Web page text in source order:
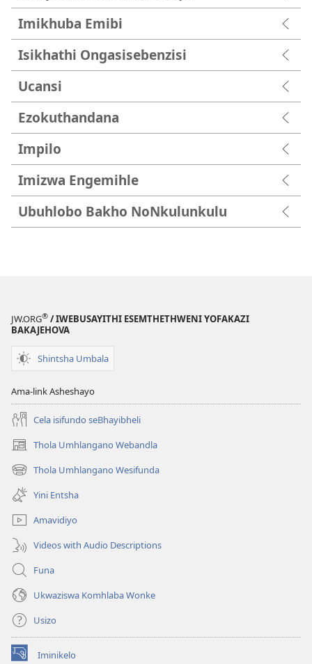
Imikhuba Emibi
Isikhathi Ongasisebenzisi
Ucansi
Ezokuthandana
Impilo
Imizwa Engemihle
Ubuhlobo Bakho NoNkulunkulu
JW.ORG® / IWEBUSAYITHI ESEMTHETHWENI YOFAKAZI
BAKAJEHOVA
Shintsha Umbala
Ama-link Asheshayo
Cela isifundo seBhayibheli
Thola Umhlangano Webandla
(kuvuleka
ikhasi
elisha)
Thola Umhlangano Wesifunda
(kuvuleka
ikhasi
elisha)
Yini Entsha
Amavidiyo
Videos with Audio Descriptions
Funa
Ukwaziswa Komhlaba Wonke
Usizo
Iminikelo
(kuvuleka